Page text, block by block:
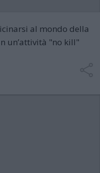
al mondo della
un’attività "no kill"